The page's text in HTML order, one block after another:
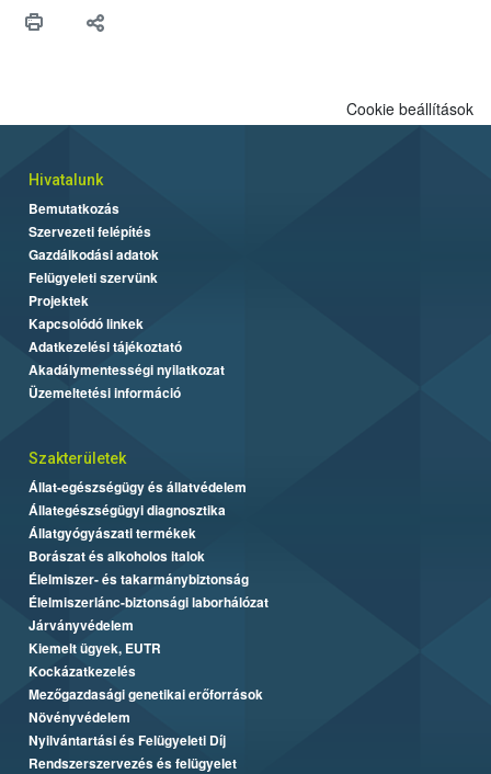
Cookie beállítások
Hivatalunk
Bemutatkozás
Szervezeti felépítés
Gazdálkodási adatok
Felügyeleti szervünk
Projektek
Kapcsolódó linkek
Adatkezelési tájékoztató
Akadálymentességi nyilatkozat
Üzemeltetési információ
Szakterületek
Állat-egészségügy és állatvédelem
Állategészségügyi diagnosztika
Állatgyógyászati termékek
Borászat és alkoholos italok
Élelmiszer- és takarmánybiztonság
Élelmiszerlánc-biztonsági laborhálózat
Járványvédelem
Kiemelt ügyek, EUTR
Kockázatkezelés
Mezőgazdasági genetikai erőforrások
Növényvédelem
Nyilvántartási és Felügyeleti Díj
Rendszerszervezés és felügyelet